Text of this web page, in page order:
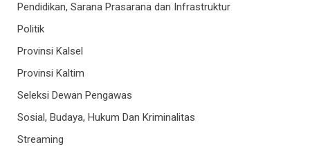
Pendidikan, Sarana Prasarana dan Infrastruktur
Politik
Provinsi Kalsel
Provinsi Kaltim
Seleksi Dewan Pengawas
Sosial, Budaya, Hukum Dan Kriminalitas
Streaming